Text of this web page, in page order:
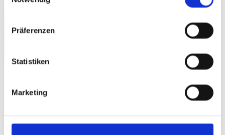
Präferenzen
Statistiken
Marketing